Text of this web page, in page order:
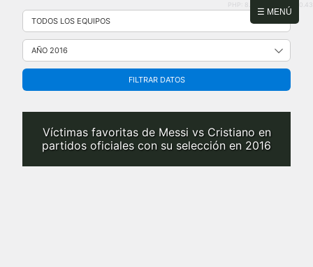
☰ MENÚ
Saltar
contenido
PHP: 8.2.31 | MySQL: 8.0.43
FILTRAR DATOS
Víctimas favoritas de Messi vs Cristiano en
partidos oficiales con su selección en 2016